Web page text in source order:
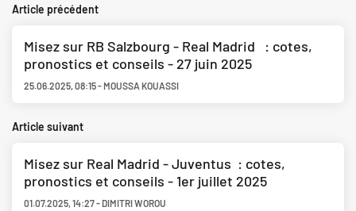
Article précédent
Misez sur RB Salzbourg - Real Madrid : cotes,
pronostics et conseils - 27 juin 2025
25.06.2025,08:15- MOUSSA KOUASSI
Article suivant
Misez sur Real Madrid - Juventus : cotes,
pronostics et conseils - 1er juillet 2025
01.07.2025,14:27- DIMITRI WOROU